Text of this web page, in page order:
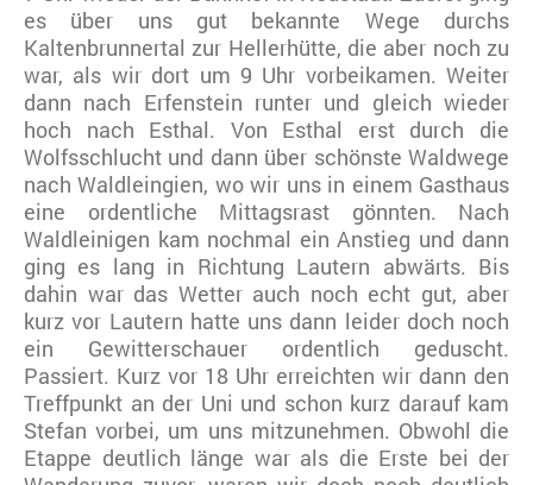
es über uns gut bekannte Wege durchs
Kaltenbrunnertal zur Hellerhütte, die aber noch zu
war, als wir dort um 9 Uhr vorbeikamen. Weiter
dann nach Erfenstein runter und gleich wieder
hoch nach Esthal. Von Esthal erst durch die
Wolfsschlucht und dann über schönste Waldwege
nach Waldleingien, wo wir uns in einem Gasthaus
eine ordentliche Mittagsrast gönnten. Nach
Waldleinigen kam nochmal ein Anstieg und dann
ging es lang in Richtung Lautern abwärts. Bis
dahin war das Wetter auch noch echt gut, aber
kurz vor Lautern hatte uns dann leider doch noch
ein Gewitterschauer ordentlich geduscht.
Passiert. Kurz vor 18 Uhr erreichten wir dann den
Treffpunkt an der Uni und schon kurz darauf kam
Stefan vorbei, um uns mitzunehmen. Obwohl die
Etappe deutlich länge war als die Erste bei der